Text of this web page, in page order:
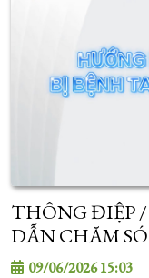
THÔNG ĐIỆP
DẪN CHĂM
CHÂN MIỆNG
09/06/2026 15:03